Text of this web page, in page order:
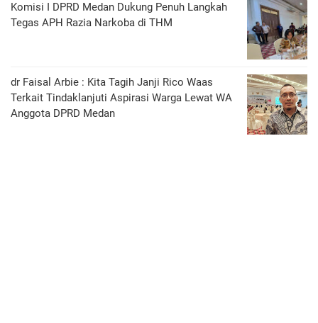
Komisi I DPRD Medan Dukung Penuh Langkah
Tegas APH Razia Narkoba di THM
dr Faisal Arbie : Kita Tagih Janji Rico Waas
Terkait Tindaklanjuti Aspirasi Warga Lewat WA
Anggota DPRD Medan